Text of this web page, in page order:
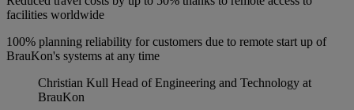
facilities worldwide
100% planning reliability for customers due to remote start up of
BrauKon's systems at any time
Christian Kull Head of Engineering and Technology at
BrauKon